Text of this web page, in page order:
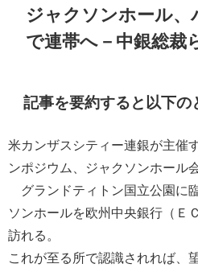
ジャクソンホール
で連帯へ－中銀総裁
記事を要約すると以下の
米カンザスシティー連銀が主催
ンポジウム、ジャクソンホール
グランドティトン国立公園に
ソンホールを欧州中央銀行（Ｅ
訪れる。
これが至る所で認識されれば、